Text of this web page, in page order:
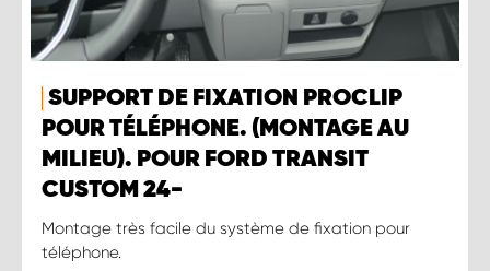
SUPPORT DE FIXATION PROCLIP
POUR TÉLÉPHONE. (MONTAGE AU
MILIEU). POUR FORD TRANSIT
CUSTOM 24-
Montage très facile du système de fixation pour
téléphone.